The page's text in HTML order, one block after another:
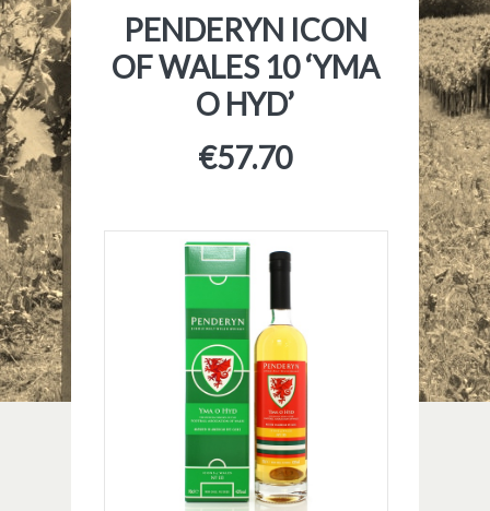
PENDERYN ICON
OF WALES 10 ‘YMA
O HYD’
€57.70